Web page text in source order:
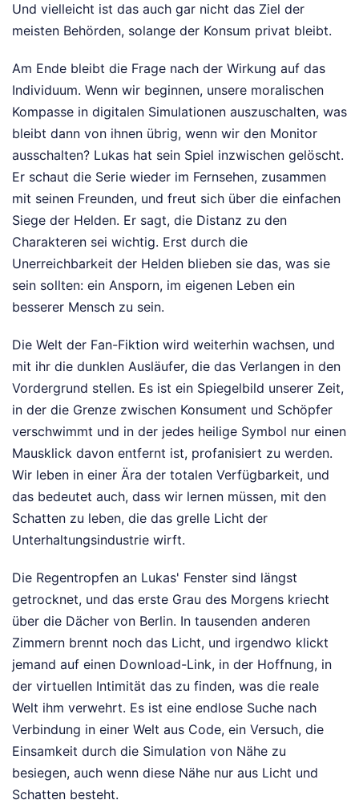
Und vielleicht ist das auch gar nicht das Ziel der
meisten Behörden, solange der Konsum privat bleibt.
Am Ende bleibt die Frage nach der Wirkung auf das
Individuum. Wenn wir beginnen, unsere moralischen
Kompasse in digitalen Simulationen auszuschalten, was
bleibt dann von ihnen übrig, wenn wir den Monitor
ausschalten? Lukas hat sein Spiel inzwischen gelöscht.
Er schaut die Serie wieder im Fernsehen, zusammen
mit seinen Freunden, und freut sich über die einfachen
Siege der Helden. Er sagt, die Distanz zu den
Charakteren sei wichtig. Erst durch die
Unerreichbarkeit der Helden blieben sie das, was sie
sein sollten: ein Ansporn, im eigenen Leben ein
besserer Mensch zu sein.
Die Welt der Fan-Fiktion wird weiterhin wachsen, und
mit ihr die dunklen Ausläufer, die das Verlangen in den
Vordergrund stellen. Es ist ein Spiegelbild unserer Zeit,
in der die Grenze zwischen Konsument und Schöpfer
verschwimmt und in der jedes heilige Symbol nur einen
Mausklick davon entfernt ist, profanisiert zu werden.
Wir leben in einer Ära der totalen Verfügbarkeit, und
das bedeutet auch, dass wir lernen müssen, mit den
Schatten zu leben, die das grelle Licht der
Unterhaltungsindustrie wirft.
Die Regentropfen an Lukas' Fenster sind längst
getrocknet, und das erste Grau des Morgens kriecht
über die Dächer von Berlin. In tausenden anderen
Zimmern brennt noch das Licht, und irgendwo klickt
jemand auf einen Download-Link, in der Hoffnung, in
der virtuellen Intimität das zu finden, was die reale
Welt ihm verwehrt. Es ist eine endlose Suche nach
Verbindung in einer Welt aus Code, ein Versuch, die
Einsamkeit durch die Simulation von Nähe zu
besiegen, auch wenn diese Nähe nur aus Licht und
Schatten besteht.